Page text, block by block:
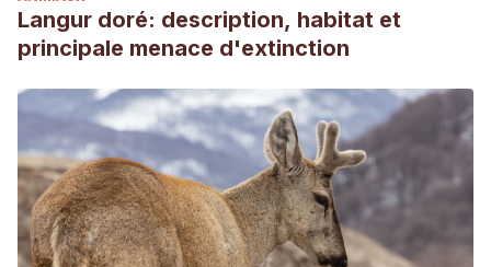
and-cats-pet-obesity-risks
Ullmann, S. L. (1984). Early differentiation of the testis in the
native cat, Dasyurus viverrinus (Marsupialia). Journal of
anatomy, 138(Pt 4), 675.
Langur doré: description, habitat et
principale menace d'extinction